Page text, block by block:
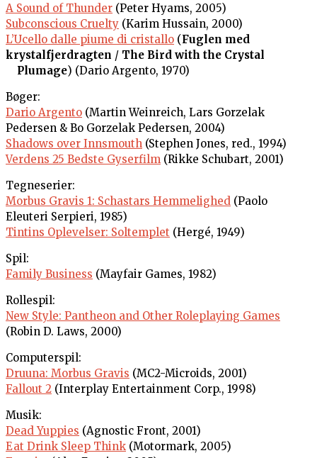
A Sound of Thunder (Peter Hyams, 2005)
Subconscious Cruelty (Karim Hussain, 2000)
L’Ucello dalle piume di cristallo (Fuglen med
krystalfjerdragten / The Bird with the Crystal
Plumage) (Dario Argento, 1970)
Bøger:
Dario Argento (Martin Weinreich, Lars Gorzelak
Pedersen & Bo Gorzelak Pedersen, 2004)
Shadows over Innsmouth (Stephen Jones, red., 1994)
Verdens 25 Bedste Gyserfilm (Rikke Schubart, 2001)
Tegneserier:
Morbus Gravis 1: Schastars Hemmelighed (Paolo
Eleuteri Serpieri, 1985)
Tintins Oplevelser: Soltemplet (Hergé, 1949)
Spil:
Family Business (Mayfair Games, 1982)
Rollespil:
New Style: Pantheon and Other Roleplaying Games
(Robin D. Laws, 2000)
Computerspil:
Druuna: Morbus Gravis (MC2-Microids, 2001)
Fallout 2 (Interplay Entertainment Corp., 1998)
Musik:
Dead Yuppies (Agnostic Front, 2001)
Eat Drink Sleep Think (Motormark, 2005)